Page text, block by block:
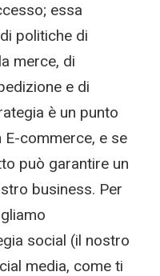
essa
politiche di
merce, di
e di
è un punto
E-commerce, e se
può garantire un
business. Per
social (il nostro
media, come ti